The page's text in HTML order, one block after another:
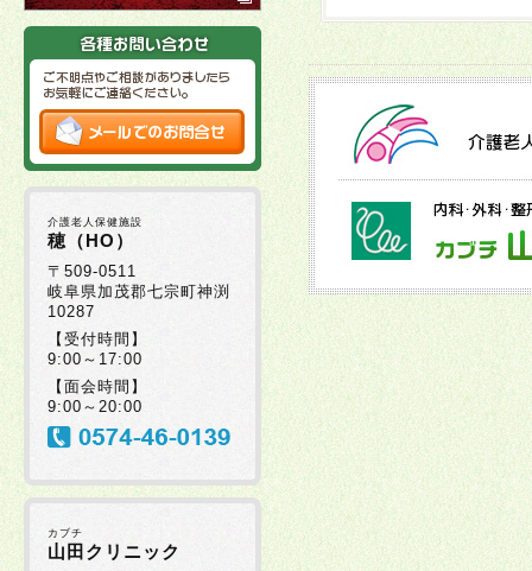
2025年09月01日
2025年08月29日
2025年08月05日
2025年07月30日
2025年07月08日
2025年07月08日
2025年06月20日
介護老人保健施設
穂（HO）
〒509-0511
岐阜県加茂郡七宗町神渕
10287
【受付時間】
9:00～17:00
【面会時間】
9:00～20:00
カブチ
山田クリニック